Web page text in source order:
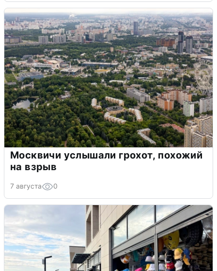
Москвичи услышали грохот, похожий
на взрыв
7 августа 0